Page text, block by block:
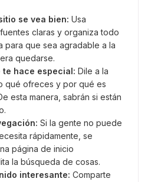
se vea bien: Usa
claras y organiza todo
para que sea agradable a la
quedarse.
te hace especial: Dile a la
qué ofreces y por qué es
esta manera, sabrán si están
Si la gente no puede
rápidamente, se
página de inicio
la búsqueda de cosas.
interesante: Comparte